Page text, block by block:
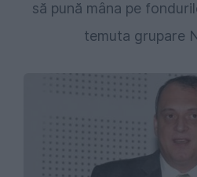
să pună mâna pe
temuta grupare